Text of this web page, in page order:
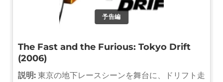
予告編
The Fast and the Furious: Tokyo Drift
(2006)
説明: 東京の地下レースシーンを舞台に、ドリフト走